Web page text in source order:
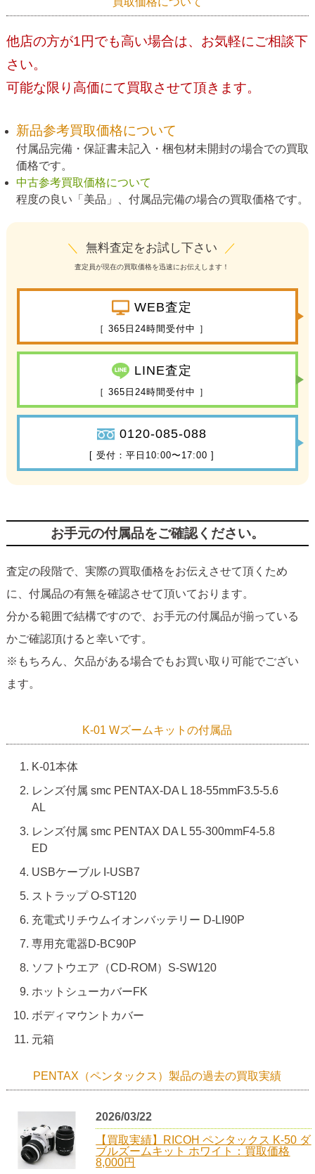
他店の方が1円でも高い場合は、お気軽にご相談下
さい。
可能な限り高価にて買取させて頂きます。
新品参考買取価格について
付属品完備・保証書未記入・梱包材未開封の場合での買取
価格です。
中古参考買取価格について
程度の良い「美品」、付属品完備の場合の買取価格です。
＼ 無料査定をお試し下さい ／
査定員が現在の買取価格を迅速にお伝えします！
WEB査定
［ 365日24時間受付中 ］
LINE査定
［ 365日24時間受付中 ］
0120-085-088
[ 受付：平日10:00〜17:00 ]
お手元の付属品をご確認ください。
査定の段階で、実際の買取価格をお伝えさせて頂くため
に、付属品の有無を確認させて頂いております。
分かる範囲で結構ですので、お手元の付属品が揃っている
かご確認頂けると幸いです。
※もちろん、欠品がある場合でもお買い取り可能でござい
ます。
K-01 Wズームキットの付属品
K-01本体
レンズ付属 smc PENTAX-DA L 18-55mmF3.5-5.6
AL
レンズ付属 smc PENTAX DA L 55-300mmF4-5.8
ED
USBケーブル I-USB7
ストラップ O-ST120
充電式リチウムイオンバッテリー D-LI90P
専用充電器D-BC90P
ソフトウエア（CD-ROM）S-SW120
ホットシューカバーFK
ボディマウントカバー
元箱
PENTAX（ペンタックス）製品の過去の買取実績
2026/03/22
【買取実績】RICOH ペンタックス K-50 ダ
ブルズームキット ホワイト：買取価格
8,000円